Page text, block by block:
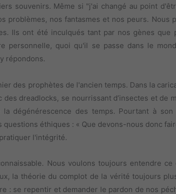
souvenirs. Même si "j'ai changé au point
problèmes, nos fantasmes et nos peurs.
Ils ont été inculqués tant par nos gènes
personnelle, quoi qu'il se passe dans le
répondons.
des prophètes de l'ancien temps. Dans la
des dreadlocks, se nourrissant d’insectes et
dégénérescence des temps. Pourtant à
éthiques : « Que devons-nous donc
l'intégrité.
Nous voulons toujours entendre
la théorie du complot de la vérité toujours
: se repentir et demander le pardon de nos